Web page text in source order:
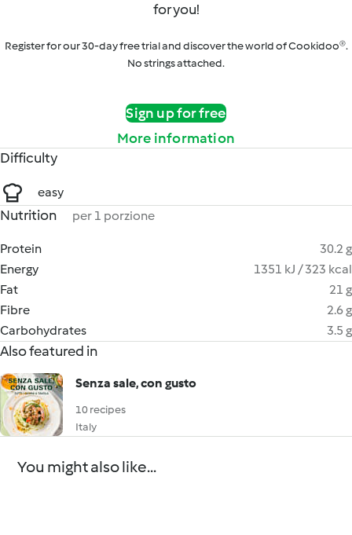
for you!
Register for our 30-day free trial and discover the world of Cookidoo®.
No strings attached.
Sign up for free
More information
Difficulty
easy
Nutrition per 1 porzione
Protein
30.2 g
Energy
1351 kJ / 323 kcal
Fat
21 g
Fibre
2.6 g
Carbohydrates
3.5 g
Also featured in
Senza sale, con gusto
10 recipes
Italy
You might also like...